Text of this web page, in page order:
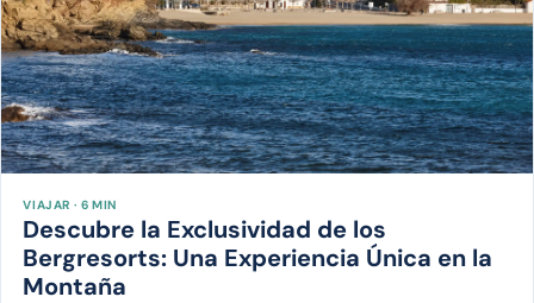
VIAJAR · 6 MIN
Descubre la Exclusividad de los
Bergresorts: Una Experiencia Única en la
Montaña